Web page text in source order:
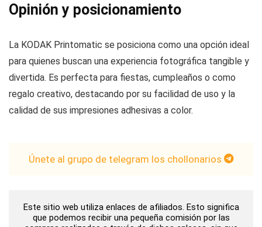
Opinión y posicionamiento
La KODAK Printomatic se posiciona como una opción ideal
para quienes buscan una experiencia fotográfica tangible y
divertida. Es perfecta para fiestas, cumpleaños o como
regalo creativo, destacando por su facilidad de uso y la
calidad de sus impresiones adhesivas a color.
Únete al grupo de telegram los chollonarios
Este sitio web utiliza enlaces de afiliados. Esto significa
que podemos recibir una pequeña comisión por las